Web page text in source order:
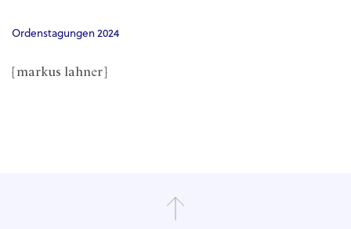
Ordenstagungen 2024
[markus lahner]